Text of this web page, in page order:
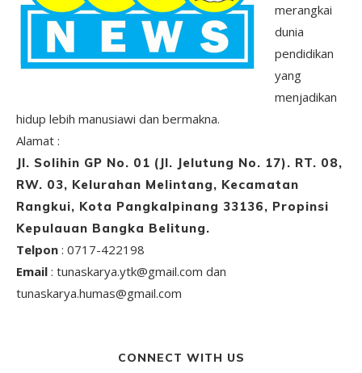
merangkai
dunia
pendidikan
yang
menjadikan
hidup lebih manusiawi dan bermakna.
Alamat :
Jl. Solihin GP No. 01 (Jl. Jelutung No. 17). RT. 08,
RW. 03, Kelurahan Melintang, Kecamatan
Rangkui, Kota Pangkalpinang 33136, Propinsi
Kepulauan Bangka Belitung.
Telpon : 0717-422198
Email : tunaskarya.ytk@gmail.com dan
tunaskarya.humas@gmail.com
CONNECT WITH US